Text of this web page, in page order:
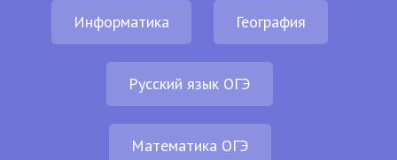
Информатика География
Русский язык ОГЭ
Математика ОГЭ